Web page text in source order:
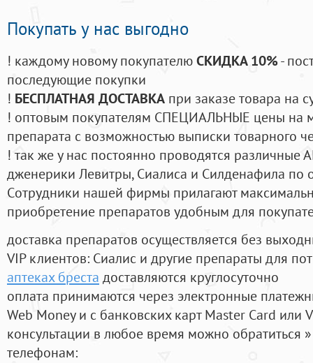
Покупать у нас выгодно
! каждому новому покупателюСКИДКА 10%-
последующие покупки
! БЕСПЛАТНАЯ ДОСТАВКА при заказе товара на
! оптовым покупателям СПЕЦИАЛЬНЫЕ цены на
препарата с возможностью выписки товарного
! так же у нас постоянно проводятся
дженерики Левитры, Сиалиса и Силденафила по
Cотрудники нашей фирмы прилагают
приобретение препаратов удобным для
доставка препаратов осуществляется без
VIP клиентов: Сиалис и другие препараты для
аптеках бреста доставляются круглосуточно
оплата принимаются через электронные
Web Money и с банковских карт Master Card или
консультации в любое время можно обратиться
телефонам: